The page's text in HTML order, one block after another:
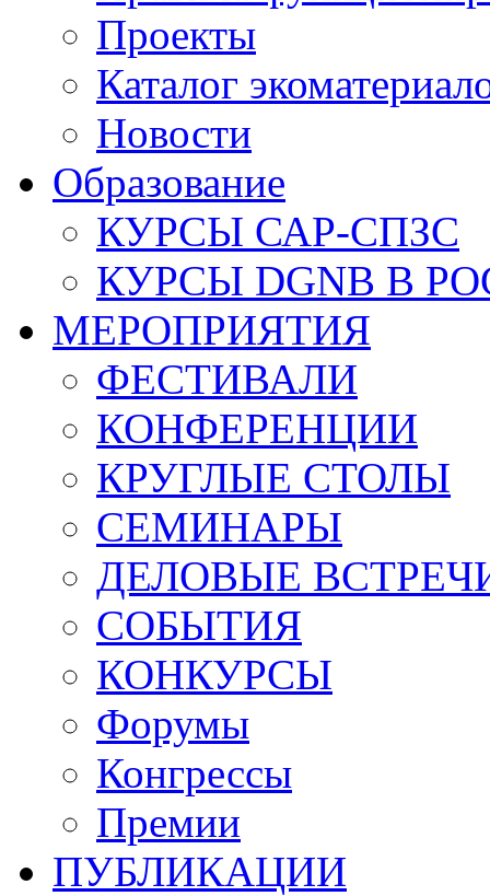
Проекты
Каталог
Новости
Образование
КУРСЫ САР-СПЗС
КУРСЫ DGNB В
МЕРОПРИЯТИЯ
ФЕСТИВАЛИ
КОНФЕРЕНЦИИ
КРУГЛЫЕ СТОЛЫ
СЕМИНАРЫ
ДЕЛОВЫЕ
СОБЫТИЯ
КОНКУРСЫ
Форумы
Конгрессы
Премии
ПУБЛИКАЦИИ